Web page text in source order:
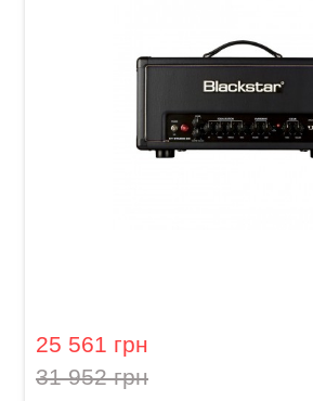
25 561 грн
31 952 грн